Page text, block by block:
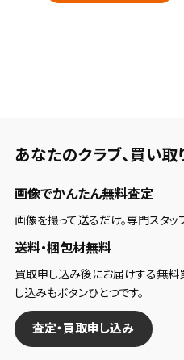
あなたのクラブ、 買い取
画像でかんたん無料査定
画像を撮って送るだけ。専門スタッ
送料・梱包材無料
買取申し込み後にお届けする無料
し込みもボタンひとつです。
査定・買取申し込み